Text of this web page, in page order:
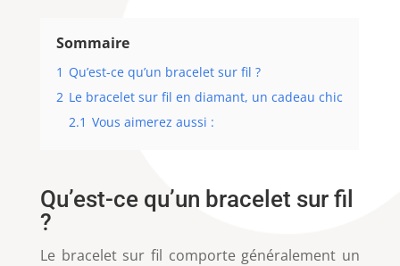
Sommaire
1 Qu’est-ce qu’un bracelet sur fil ?
2 Le bracelet sur fil en diamant, un cadeau chic
2.1 Vous aimerez aussi :
Qu’est-ce qu’un bracelet sur fil
?
Le bracelet sur fil comporte généralement un